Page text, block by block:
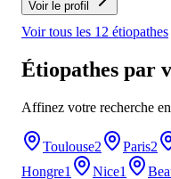
Voir le profil
Voir tous les 12 étiopathes
Étiopathes par
Affinez votre recherche
Toulouse2 Paris2
Hongre1 Nice1